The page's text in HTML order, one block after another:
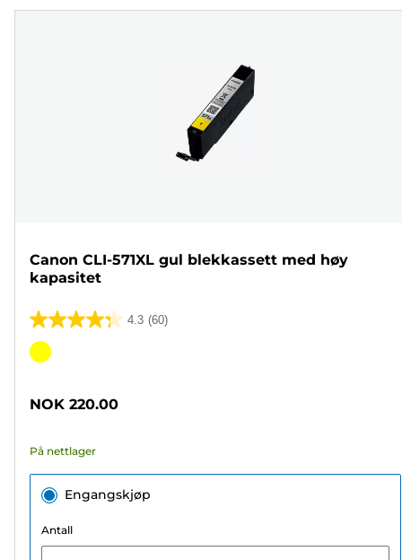
Canon CLI-571XL gul blekkassett med høy
kapasitet
4.3 (60)
4.3
av
60
Fargekassett
NOK 220.00
På nettlager
Engangskjøp
Antall